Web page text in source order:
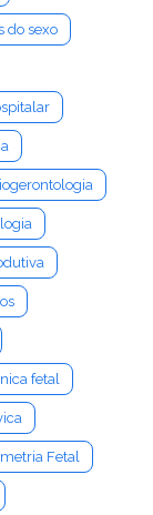
do sexo
fetal
Fetal